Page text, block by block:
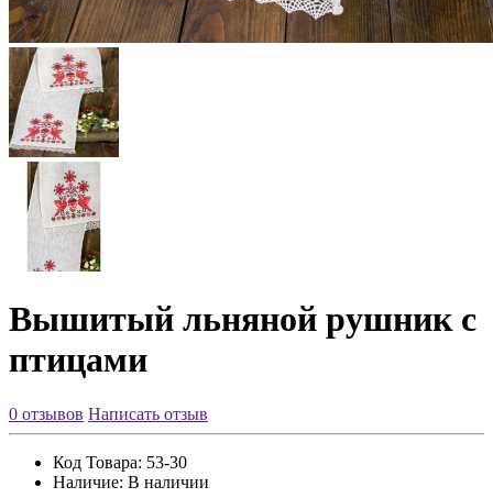
Вышитый льняной рушник с
птицами
0 отзывов Написать отзыв
Код Товара: 53-30
Наличие: В наличии